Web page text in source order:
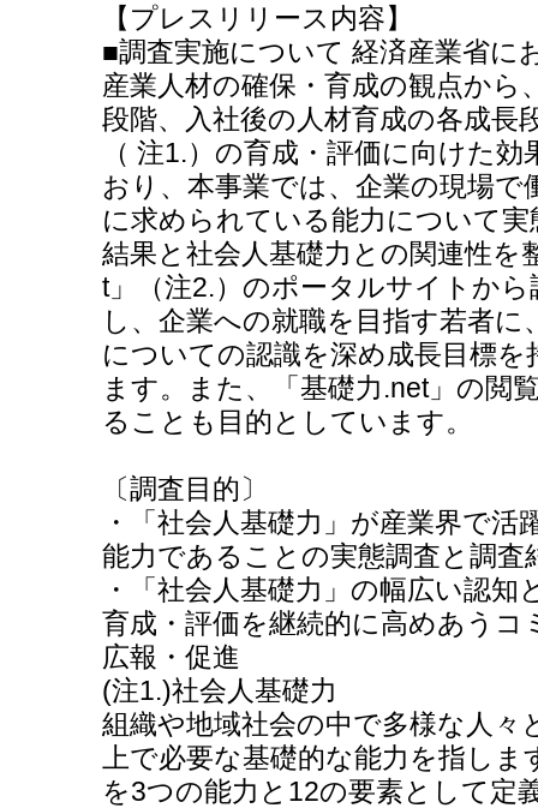
【プレスリリース内容】
■調査実施について 経済産業省に
産業人材の確保・育成の観点から
段階、入社後の人材育成の各成長
（ 注1.）の育成・評価に向けた
おり、本事業では、企業の現場
に求められている能力について
結果と社会人基礎力との関連性を
t」（注2.）のポータルサイトか
し、企業への就職を目指す若者
についての認識を深め成長目標
ます。また、「基礎力.net」の閲
ることも目的としています。
〔調査目的〕
・「社会人基礎力」が産業界で
能力であることの実態調査と調査
・「社会人基礎力」の幅広い認
育成・評価を継続的に高めあうコ
広報・促進
(注1.)社会人基礎力
組織や地域社会の中で多様な人
上で必要な基礎的な能力を指し
を3つの能力と12の要素として定